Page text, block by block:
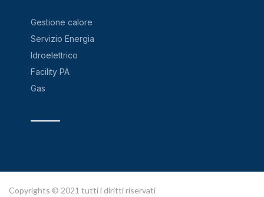
Gestione calore
Servizio Energia
Idroelettrico
Facility PA
Gas
Copyrights © 2021 tutti i diritti riservati